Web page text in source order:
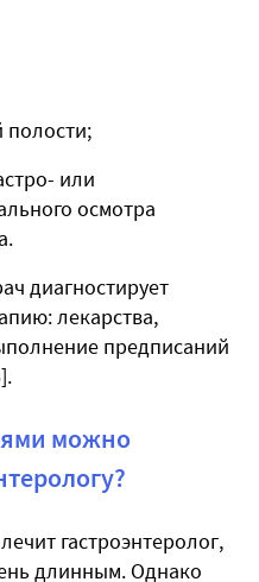
или
осмотра
диагностирует
лекарства,
предписаний
можно
гастроэнтеролог,
длинным. Однако